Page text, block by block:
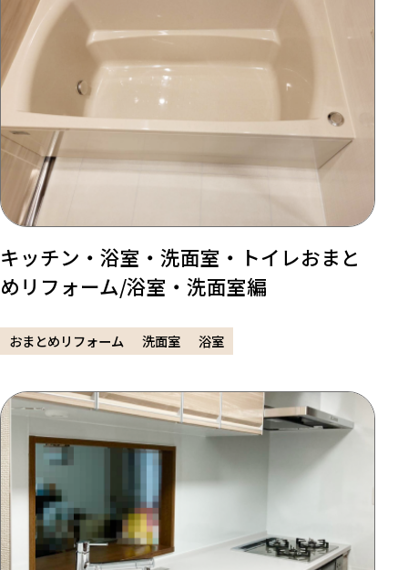
キッチン・浴室・洗面室・トイレおまと
めリフォーム/浴室・洗面室編
おまとめリフォーム 洗面室 浴室